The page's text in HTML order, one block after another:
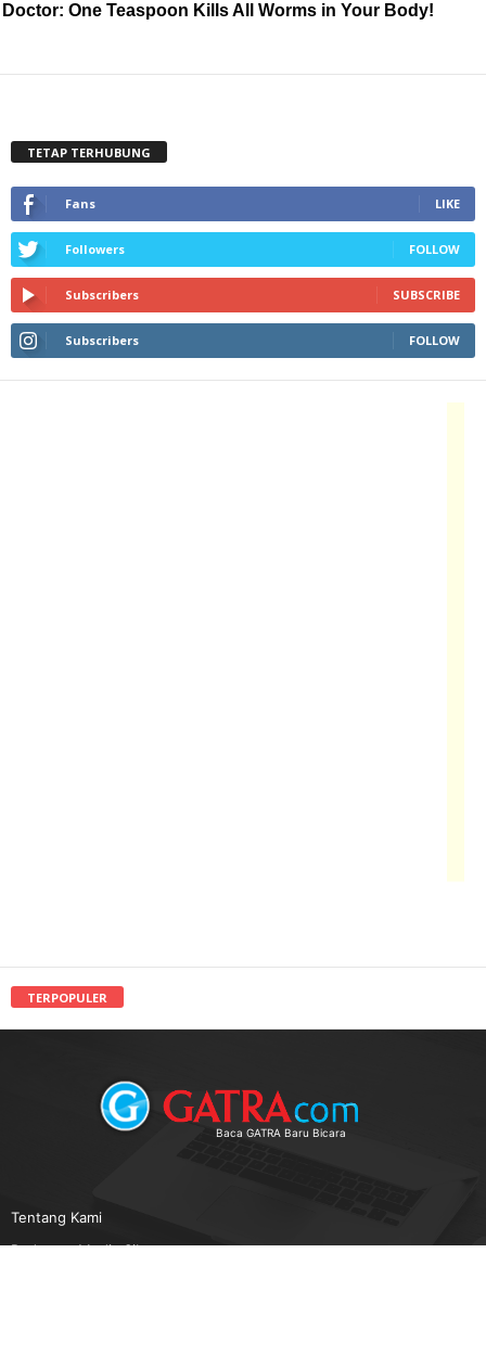
Doctor: One Teaspoon Kills All Worms in Your Body!
TETAP TERHUBUNG
Fans LIKE
Followers FOLLOW
Subscribers SUBSCRIBE
Subscribers FOLLOW
TERPOPULER
Baca GATRA Baru Bicara
Tentang Kami
Pedoman Media Siber